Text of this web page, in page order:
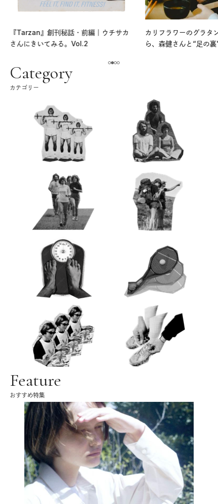
『Tarzan』創刊秘話・前編｜ウチサカ
さんにきいてみる。Vol.2
カリフラワーのグラタ
ら、森健さんと“足の
Category
カテゴリー
Feature
おすすめ特集